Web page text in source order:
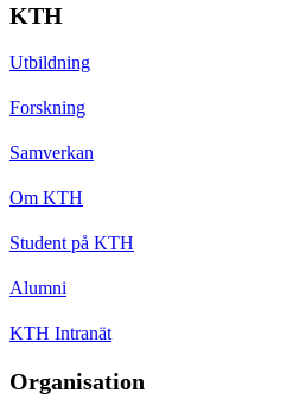
KTH
Utbildning
Forskning
Samverkan
Om KTH
Student på KTH
Alumni
KTH Intranät
Organisation